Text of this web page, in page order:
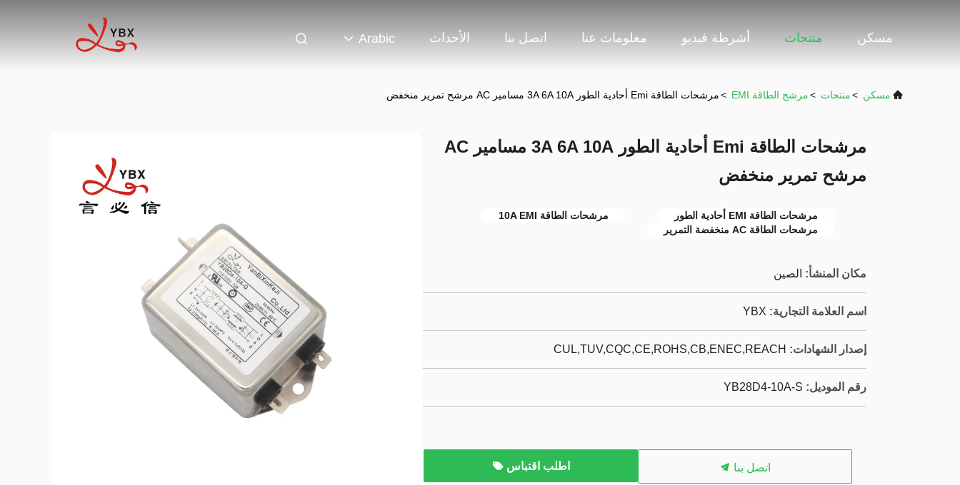
مسكن منتجات أشرطة فيديو معلومات عنا اتصل بنا الأحداث Arabic
مسكن >منتجات >مرشح الطاقة EMI >مرشحات الطاقة Emi أحادية الطور 3A 6A 10A مسامير AC مرشح تمرير منخفض
مرشحات الطاقة Emi أحادية الطور 3A 6A 10A مسامير AC
مرشح تمرير منخفض
مرشحات الطاقة EMI أحادية الطور
مرشحات الطاقة 10A EMI
مرشحات الطاقة AC منخفضة التمرير
مكان المنشأ: الصين
اسم العلامة التجارية: YBX
إصدار الشهادات: CUL,TUV,CQC,CE,ROHS,CB,ENEC,REACH
رقم الموديل: YB28D4-10A-S
اتصل بنا اطلب اقتباس